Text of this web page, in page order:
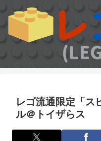
レゴ流通限定「ス
ル＠トイザらス